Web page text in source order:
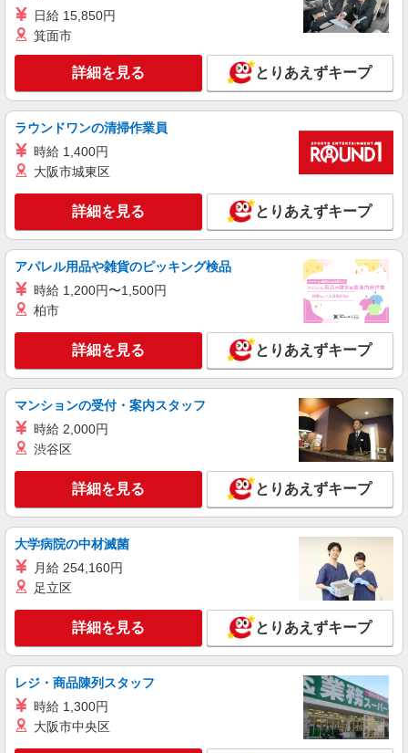
日給 15,850円
箕面市
詳細を見る とりあえずキープ
ラウンドワンの清掃作業員
時給 1,400円
大阪市城東区
詳細を見る とりあえずキープ
アパレル用品や雑貨のピッキング検品
時給 1,200円〜1,500円
柏市
詳細を見る とりあえずキープ
マンションの受付・案内スタッフ
時給 2,000円
渋谷区
詳細を見る とりあえずキープ
大学病院の中材滅菌
月給 254,160円
足立区
詳細を見る とりあえずキープ
レジ・商品陳列スタッフ
時給 1,300円
大阪市中央区